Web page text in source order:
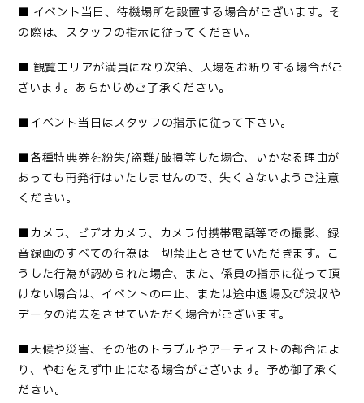
■ イベント当日、待機場所を設置する場合がございます。そ
の際は、スタッフの指示に従ってください。
■ 観覧エリアが満員になり次第、入場をお断りする場合がご
ざいます。あらかじめご了承ください。
■イベント当日はスタッフの指示に従って下さい。
■各種特典券を紛失/盗難/破損等した場合、いかなる理由が
あっても再発行はいたしませんので、失くさないようご注意
ください。
■カメラ、ビデオカメラ、カメラ付携帯電話等での撮影、録
音録画のすべての行為は一切禁止とさせていただきます。こ
うした行為が認められた場合、また、係員の指示に従って頂
けない場合は、イベントの中止、または途中退場及び没収や
データの消去をさせていただく場合がございます。
■天候や災害、その他のトラブルやアーティストの都合によ
り、やむをえず中止になる場合がございます。予め御了承く
ださい。